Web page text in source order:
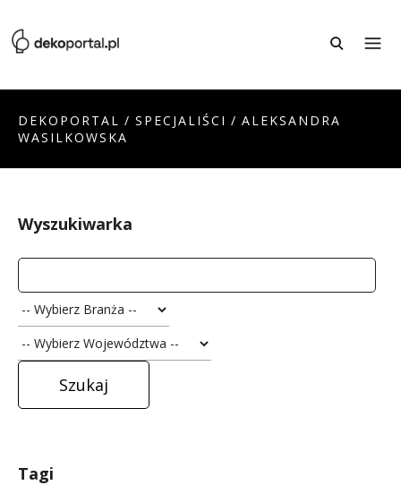
DEKOPORTAL / SPECJALIŚCI / ALEKSANDRA
WASILKOWSKA
Wyszukiwarka
Tagi